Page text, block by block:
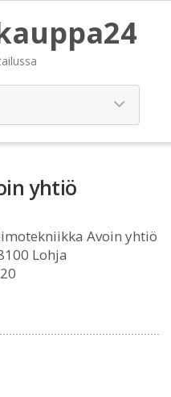
yhtiö
Avoin yhtiö
Lohja